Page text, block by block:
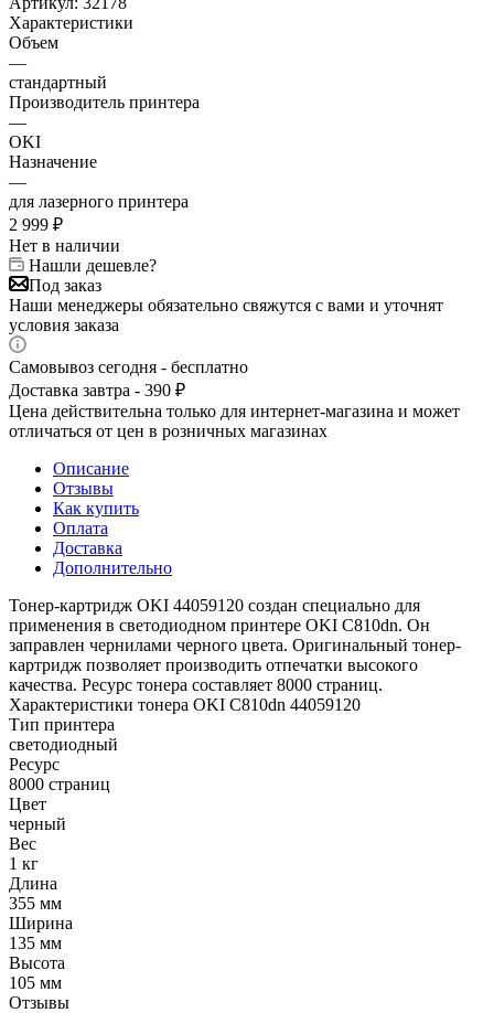
Характеристики
Объем
—
стандартный
Производитель принтера
—
OKI
Назначение
—
для лазерного принтера
2 999 ₽
Нет в наличии
Нашли дешевле?
Под заказ
Наши менеджеры обязательно свяжутся с вами и уточнят
условия заказа
Самовывоз сегодня - бесплатно
Доставка завтра - 390 ₽
Цена действительна только для интернет-магазина и может
отличаться от цен в розничных магазинах
Описание
Отзывы
Как купить
Оплата
Доставка
Дополнительно
Тонер-картридж OKI 44059120 создан специально для
применения в светодиодном принтере OKI C810dn. Он
заправлен чернилами черного цвета. Оригинальный тонер-
картридж позволяет производить отпечатки высокого
качества. Ресурс тонера составляет 8000 страниц.
Характеристики тонера OKI C810dn 44059120
Тип принтера
светодиодный
Ресурс
8000 страниц
Цвет
черный
Вес
1 кг
Длина
355 мм
Ширина
135 мм
Высота
105 мм
Отзывы